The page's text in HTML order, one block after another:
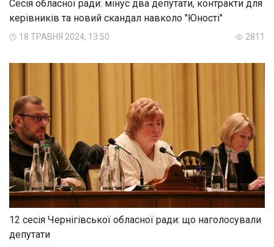
Сесія обласної ради: мінус два депутати, контракти для
керівників та новий скандал навколо "Юності"
18 ТРАВНЯ 2024, 13:50 2811
12 сесія Чернігівської обласної ради: що наголосували
депутати